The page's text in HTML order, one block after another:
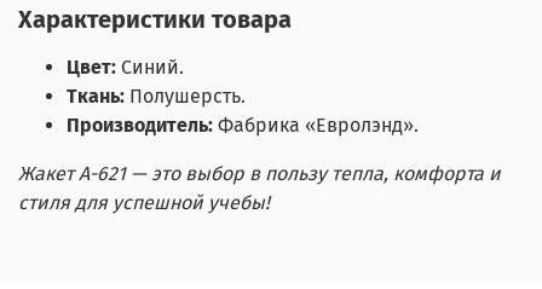
Характеристики товара
Цвет: Синий.
Ткань: Полушерсть.
Производитель: Фабрика «Евролэнд».
Жакет А-621 — это выбор в пользу тепла, комфорта и
стиля для успешной учебы!